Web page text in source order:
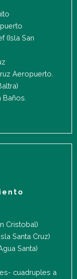
(Isla San
Aeropuerto.
Cristobal)
Santa Cruz)
Santa)
cuadruples a